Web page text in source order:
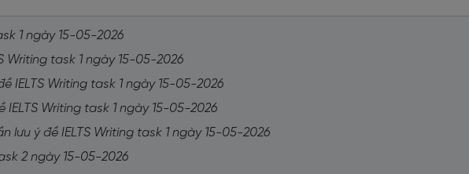
1 ngày 15-05-2026
Writing task 1 ngày 15-05-2026
IELTS Writing task 1 ngày 15-05-2026
IELTS Writing task 1 ngày 15-05-2026
lưu ý đề IELTS Writing task 1 ngày 15-05-2026
2 ngày 15-05-2026